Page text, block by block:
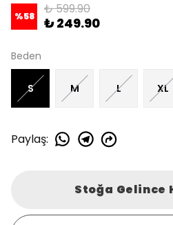
%58 ₺ 599.90
₺ 249.90
Beden
S M L XL
Paylaş:
Stoğa Gelince